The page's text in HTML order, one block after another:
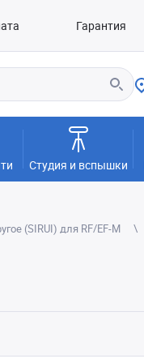
Гарантия
Студия и вспышки
(SIRUI) для RF/EF-M